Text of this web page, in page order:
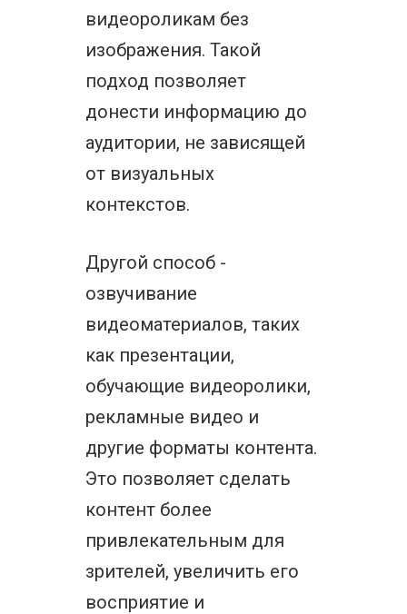
видеороликам без
изображения. Такой
подход позволяет
донести информацию до
аудитории, не зависящей
от визуальных
контекстов.
Другой способ -
озвучивание
видеоматериалов, таких
как презентации,
обучающие видеоролики,
рекламные видео и
другие форматы контента.
Это позволяет сделать
контент более
привлекательным для
зрителей, увеличить его
восприятие и